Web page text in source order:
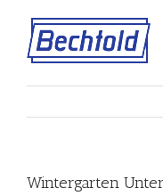
content
Wintergarten